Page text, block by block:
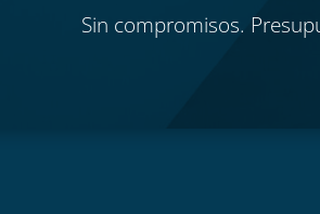
Sin compromisos.